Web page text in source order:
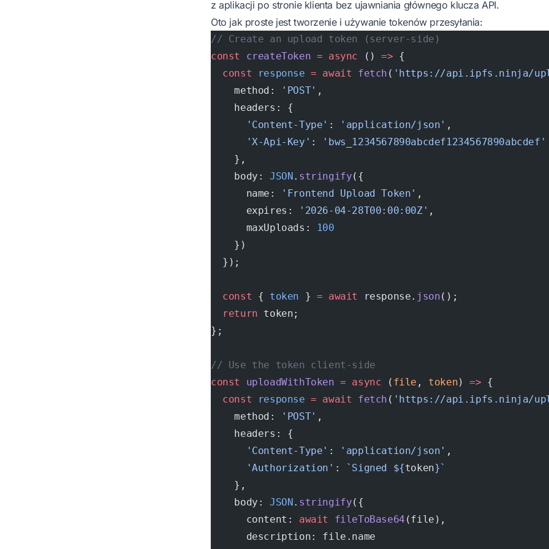
z aplikacji po stronie klienta bez ujawniania głównego klucza API.
Oto jak proste jest tworzenie i używanie tokenów przesyłania:
// Create an upload token (server-side)
const
createToken = async () => {
  const
response = await fetch ( 'https://api.ipfs.ninja/
    method:
'POST' ,
    headers: {
      'Content-Type'
: 'application/json' ,
      'X-Api-Key'
:
'bws_1234567890abcdef1234567890abcdef'
    },
    body:
JSON. stringify({
      name:
'Frontend Upload Token' ,
      expires:
'2026-04-28T00:00:00Z' ,
      maxUploads:
100
    })
  });
  const
{ token } = await response. json();
  return
token;
};
// Use the token client-side
const
uploadWithToken = async ( file , token) => {
  const
response = await fetch ( 'https://api.ipfs.ninja/
    method:
'POST' ,
    headers: {
      'Content-Type'
: 'application/json' ,
      'Authorization'
: `Signed ${token}`
    },
    body:
JSON. stringify({
      content:
await fileToBase64 (file),
      description: file.name